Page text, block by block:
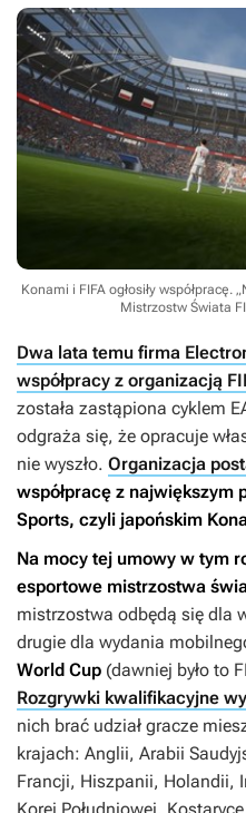
Konami i FIFA ogłosiły
Mistrzostw Świata
Dwa lata temu firma
współpracy z organizacją
została zastąpiona cyklem
odgraża się, że opracuje
nie wyszło. Organizacja
współpracę z największym
Sports, czyli japońskim
Na mocy tej umowy w tym
esportowe mistrzostwa
mistrzostwa odbędą się dla
drugie dla wydania
World Cup (dawniej było to
Rozgrywki kwalifikacyjne
nich brać udział gracze
krajach: Anglii, Arabii
Francji, Hiszpanii, Holandii,